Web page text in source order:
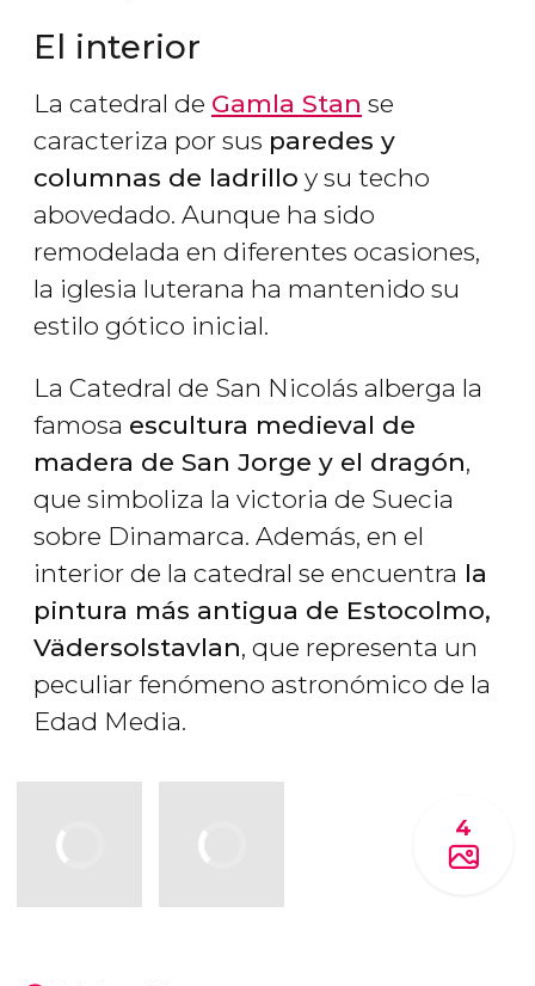
El interior
La catedral de Gamla Stan se
caracteriza por sus paredes y
columnas de ladrillo y su techo
abovedado. Aunque ha sido
remodelada en diferentes ocasiones,
la iglesia luterana ha mantenido su
estilo gótico inicial.
La Catedral de San Nicolás alberga la
famosa escultura medieval de
madera de San Jorge y el dragón,
que simboliza la victoria de Suecia
sobre Dinamarca. Además, en el
interior de la catedral se encuentra la
pintura más antigua de Estocolmo,
Vädersolstavlan, que representa un
peculiar fenómeno astronómico de la
Edad Media.
4